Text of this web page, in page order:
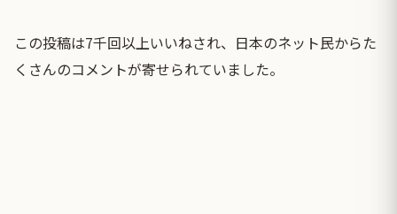
この投稿は7千回以上いいねされ、日本のネット民からた
くさんのコメントが寄せられていました。